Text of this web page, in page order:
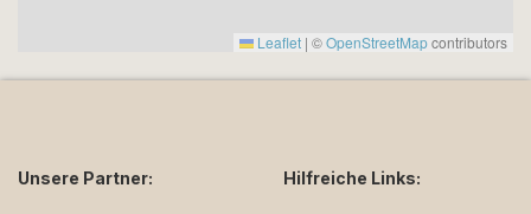
Leaflet | ©OpenStreetMapcontributors
Unsere Partner: Hilfreiche Links: